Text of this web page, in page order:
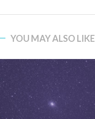
YOU MAY ALSO LIKE